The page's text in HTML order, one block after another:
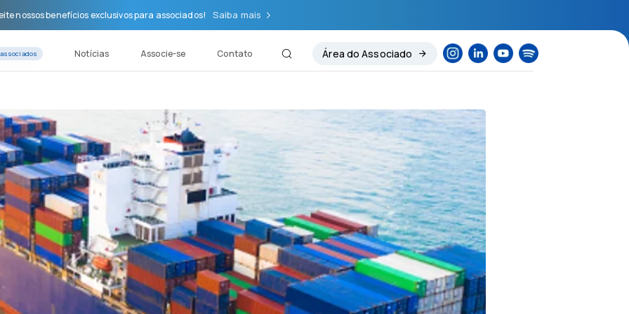
nossos benefícios exclusivos para associados! Saiba mais
Notícias Associe-se Contato Área do Associado